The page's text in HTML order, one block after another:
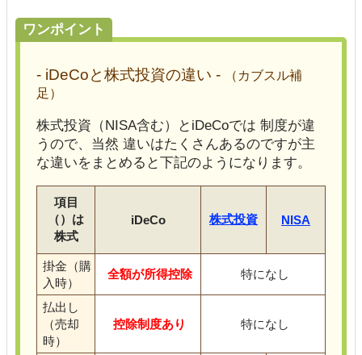
ワンポイント
- iDeCoと株式投資の違い -
（カブスル補
足）
株式投資（NISA含む）とiDeCoでは 制度が違
うので、当然 違いはたくさんあるのですが主
な違いをまとめると下記のようになります。
項目
（）は
株式
iDeCo 株式投資 NISA
掛金（購
入時）
全額が所得控除 特になし
払出し
（売却
時）
控除制度あり 特になし